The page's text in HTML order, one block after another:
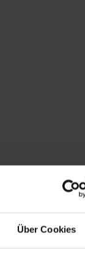
Über Cookies